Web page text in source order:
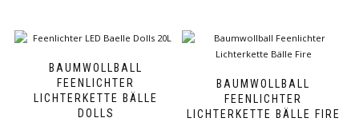
Varianten
auf.
Die
Optionen
BAUMWOLLBALL
FEENLICHTER
LICHTERKETTE BÄLLE
DOLLS
BAUMWOLLBALL
FEENLICHTER
LICHTERKETTE BÄLLE FIRE